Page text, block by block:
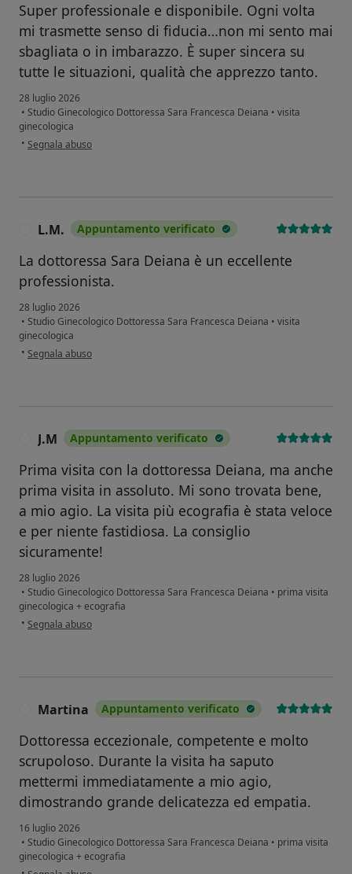
Super professionale e disponibile. Ogni volta
mi trasmette senso di fiducia…non mi sento mai
sbagliata o in imbarazzo. È super sincera su
tutte le situazioni, qualità che apprezzo tanto.
28 luglio 2026
• Studio Ginecologico Dottoressa Sara Francesca Deiana • visita
ginecologica
• secondo l'opinione dell'utente A.B
Segnala abuso
L.M. Appuntamento verificato
La dottoressa Sara Deiana è un eccellente
professionista.
28 luglio 2026
• Studio Ginecologico Dottoressa Sara Francesca Deiana • visita
ginecologica
• secondo l'opinione dell'utente L.M.
Segnala abuso
J.M Appuntamento verificato
Prima visita con la dottoressa Deiana, ma anche
prima visita in assoluto. Mi sono trovata bene,
a mio agio. La visita più ecografia è stata veloce
e per niente fastidiosa. La consiglio
sicuramente!
28 luglio 2026
• Studio Ginecologico Dottoressa Sara Francesca Deiana • prima visita
ginecologica + ecografia
• secondo l'opinione dell'utente J.M
Segnala abuso
Martina Appuntamento verificato
Dottoressa eccezionale, competente e molto
scrupoloso. Durante la visita ha saputo
mettermi immediatamente a mio agio,
dimostrando grande delicatezza ed empatia.
16 luglio 2026
• Studio Ginecologico Dottoressa Sara Francesca Deiana • prima visita
ginecologica + ecografia
secondo l'opinione dell'utente Martina